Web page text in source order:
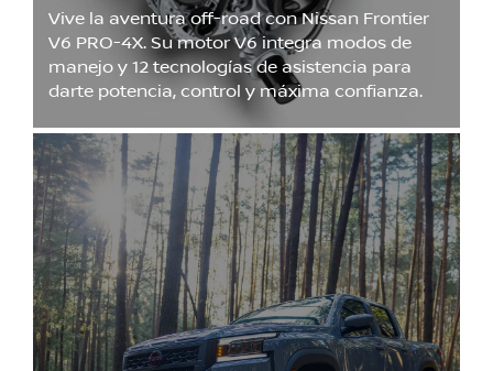
Vive la aventura off-road con Nissan Frontier
V6 PRO-4X. Su motor V6 integra modos de
manejo y 12 tecnologías de asistencia para
darte potencia, control y máxima confianza.